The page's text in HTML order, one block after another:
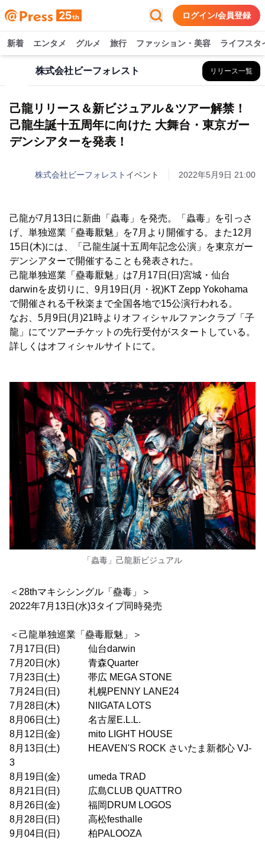
ログイン/会員登録
新着 エンタメ グルメ 旅行 ファッション・美容 ライフスタ
株式会社ビーフォレスト リリース一覧
己龍リリース＆新ビジュアル＆ツアー解禁！
己龍生誕十五周年に向けた 大舞台・東京ガー
デンシアターを発表！
株式会社ビーフォレスト イベント 2022年5月9日 21:00
己龍が7月13日に新曲「蟲毒」を発売。「蟲毒」を引っさ
げ、単独巡業「蠱毒厭魅」を7月より開催する。また12月
15日(木)には、「己龍生誕十五周年記念公演」を東京ガー
デンシアターで開催することも発表された。
己龍単独巡業「蠱毒厭魅」は7月17日(日)宮城・仙台
darwinを皮切りに、9月19日(月・祝)KT Zepp Yokohama
で開催される千秋楽まで全国各地で15公演行われる。
なお、5月9日(月)21時よりオフィシャルファンクラブ「子
龍」にてツアーチケットの先行受付がスタートしている。
詳しくはオフィシャルサイトにて。
「蟲毒」己龍新ビジュアル
＜28thマキシシングル「蠱毒」＞
2022年7月13日(水)3タイプ同時発売
＜己龍単独巡業「蠱毒厭魅」＞
7月17日(日) 仙台darwin
7月20日(水) 青森Quarter
7月23日(土) 帯広 MEGA STONE
7月24日(日) 札幌PENNY LANE24
7月28日(木) NIIGATA LOTS
8月06日(土) 名古屋E.L.L.
8月12日(金) mito LIGHT HOUSE
8月13日(土) HEAVEN'S ROCK さいたま新都心 VJ-
3
8月19日(金) umeda TRAD
8月21日(日) 広島CLUB QUATTRO
8月26日(金) 福岡DRUM LOGOS
8月28日(日) 高松festhalle
9月04日(日) 柏PALOOZA